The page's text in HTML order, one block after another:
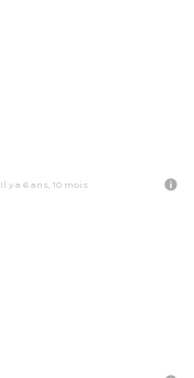
Il y a 6 ans, 10 mois